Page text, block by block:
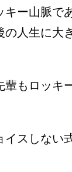
キー山脈で
の人生に大
輩もロッキ
イスしない